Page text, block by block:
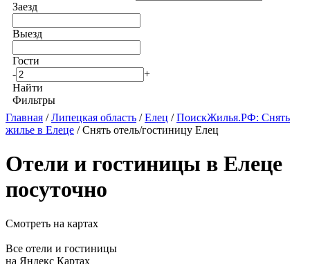
Заезд
Выезд
Гости
-
+
Найти
Фильтры
Главная /Липецкая область /Елец /ПоискЖилья.РФ: Снять
жилье в Елеце / Снять отель/гостиницу Елец
Отели и гостиницы в Елеце
посуточно
Смотреть на картах
Все отели и гостиницы
на Яндекс Картах